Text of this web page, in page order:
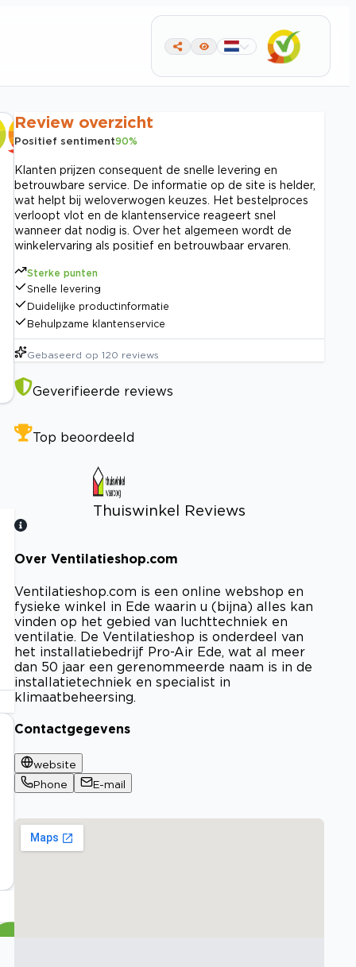
Review overzicht
Positief sentiment90%
Klanten prijzen consequent de snelle levering en
betrouwbare service. De informatie op de site is helder,
wat helpt bij weloverwogen keuzes. Het bestelproces
verloopt vlot en de klantenservice reageert snel
wanneer dat nodig is. Over het algemeen wordt de
winkelervaring als positief en betrouwbaar ervaren.
Sterke punten
Snelle levering
Duidelijke productinformatie
Behulpzame klantenservice
Gebaseerd op 120 reviews
Geverifieerde reviews
Top beoordeeld
Thuiswinkel Reviews
Bekijk certificaat
Over Ventilatieshop.com
Ventilatieshop.com is een online webshop en
fysieke winkel in Ede waarin u (bijna) alles kan
vinden op het gebied van luchttechniek en
ventilatie. De Ventilatieshop is onderdeel van
het installatiebedrijf Pro-Air Ede, wat al meer
dan 50 jaar een gerenommeerde naam is in de
installatietechniek en specialist in
klimaatbeheersing.
Contactgegevens
website
Phone
E-mail